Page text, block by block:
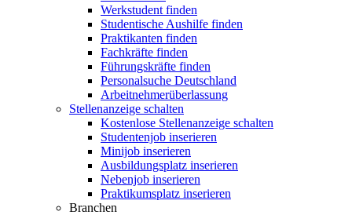
Werkstudent finden
Studentische Aushilfe finden
Praktikanten finden
Fachkräfte finden
Führungskräfte finden
Personalsuche Deutschland
Arbeitnehmerüberlassung
Stellenanzeige schalten
Kostenlose Stellenanzeige schalten
Studentenjob inserieren
Minijob inserieren
Ausbildungsplatz inserieren
Nebenjob inserieren
Praktikumsplatz inserieren
Branchen